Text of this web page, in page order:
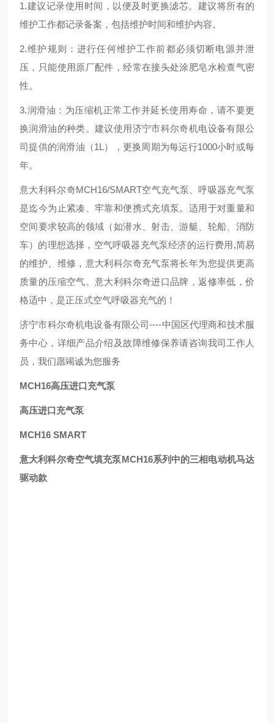
1.建议记录使用时间，以便及时更换滤芯。建议将所有的
维护工作都记录备案，包括维护时间和维护内容。
2.维护规则：进行任何维护工作前都必须切断电源并泄
压，只能使用原厂配件，经常在接头处涂肥皂水检查气密
性。
3.润滑油：为压缩机正常工作并延长使用寿命，请不要更
换润滑油的种类。建议使用济宁市科尔奇机电设备有限公
司提供的润滑油（1L），更换周期为每运行1000小时或每
年。
意大利科尔奇MCH16/SMART空气充气泵、呼吸器充气泵
是迄今为止紧凑、牢靠和便携式充填泵。适用于对重量和
空间要求较高的领域（如潜水、射击、游艇、轮船、消防
车）的理想选择，空气呼吸器充气泵经济的运行费用,简易
的维护、维修，意大利科尔奇充气泵将长年为您提供更高
质量的压缩空气。意大利科尔奇进口品牌，返修率低，价
格适中，是正压式空气呼吸器充气的！
济宁市科尔奇机电设备有限公司----中国区代理商和技术服
务中心，详细产品介绍及故障维修保养请咨询我司工作人
员，我们愿竭诚为您服务
MCH16高压进口充气泵
高压进口充气泵
MCH16 SMART
意大利科尔奇空气填充泵MCH16系列中的三相电动机马达
驱动款